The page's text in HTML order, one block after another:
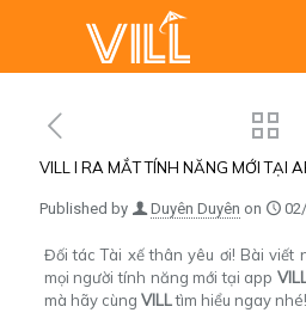
VILL l RA MẮT TÍNH NĂNG MỚI TẠI
Published by Duyên Duyên on
Đối tác Tài xế thân yêu ơi! Bài viết
mọi người tính năng mới tại app
mà hãy cùng VILLtìm hiểu ngay nhé!